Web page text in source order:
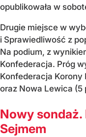
opublikowała w
Drugie miejsce w
i Sprawiedliwość z
Na podium, z
Konfederacja. Próg
Konfederacja Korony
oraz Nowa Lewica (5
Nowy sondaż.
Sejmem